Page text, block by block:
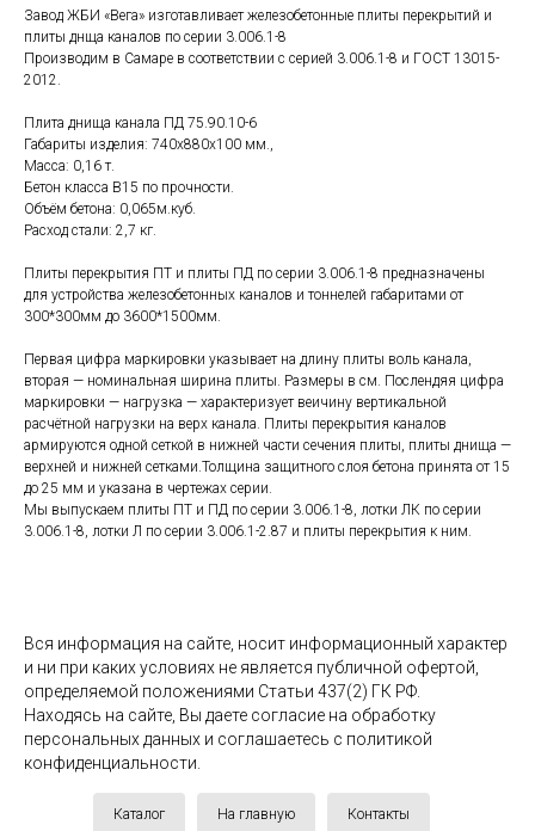
Завод ЖБИ «Вега» изготавливает железобетонные плиты перекрытий и
плиты днща каналов по серии 3.006.1-8
Производим в Самаре в соответствии с серией 3.006.1-8 и ГОСТ 13015-
2012.
Плита днища канала ПД 75.90.10-6
Габариты изделия: 740x880x100 мм.,
Масса: 0,16 т.
Бетон класса В15 по прочности.
Объём бетона: 0,065м.куб.
Расход стали: 2,7 кг.
Плиты перекрытия ПТ и плиты ПД по серии 3.006.1-8 предназначены
для устройства железобетонных каналов и тоннелей габаритами от
300*300мм до 3600*1500мм.
Первая цифра маркировки указывает на длину плиты воль канала,
вторая — номинальная ширина плиты. Размеры в см. Послендяя цифра
маркировки — нагрузка — характеризует веичину вертикальной
расчётной нагрузки на верх канала. Плиты перекрытия каналов
армируются одной сеткой в нижней части сечения плиты, плиты днища —
верхней и нижней сетками.Толщина защитного слоя бетона принята от 15
до 25 мм и указана в чертежах серии.
Мы выпускаем плиты ПТ и ПД по серии 3.006.1-8, лотки ЛК по серии
3.006.1-8, лотки Л по серии 3.006.1-2.87 и плиты перекрытия к ним.
Вся информация на сайте, носит информационный характер
и ни при каких условиях не является публичной офертой,
определяемой положениями Статьи 437(2) ГК РФ.
Находясь на сайте, Вы даете согласие на обработку
персональных данных и соглашаетесь c политикой
конфиденциальности.
Каталог На главную Контакты